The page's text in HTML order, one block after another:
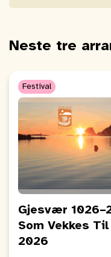
Neste tre
Festival
Gjesvær
Som Vekkes
2026